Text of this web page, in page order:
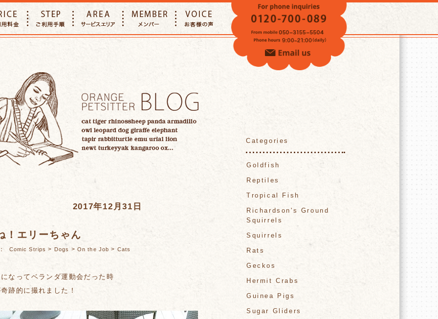
VOICE
2017年12月31日
！エリーちゃん
Comic Strips > Dogs > On the Job > Cats
なってベランダ運動会だった時
跡的に撮れました！
Categories
Goldfish
Reptiles
Tropical Fish
Richardson's Ground
Squirrels
Squirrels
Rats
Geckos
Hermit Crabs
Guinea Pigs
Sugar Gliders